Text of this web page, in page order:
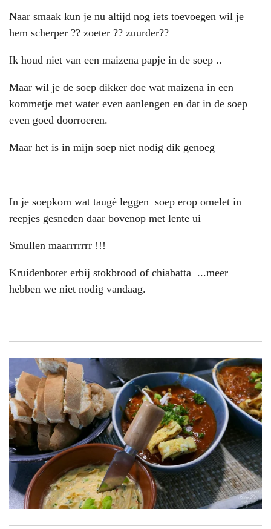
Naar smaak kun je nu altijd nog iets toevoegen wil je
hem scherper ?? zoeter ?? zuurder??
Ik houd niet van een maizena papje in de soep ..
Maar wil je de soep dikker doe wat maizena in een
kommetje met water even aanlengen en dat in de soep
even goed doorroeren.
Maar het is in mijn soep niet nodig dik genoeg
In je soepkom wat taugè leggen soep erop omelet in
reepjes gesneden daar bovenop met lente ui
Smullen maarrrrrrr !!!
Kruidenboter erbij stokbrood of chiabatta ...meer
hebben we niet nodig vandaag.